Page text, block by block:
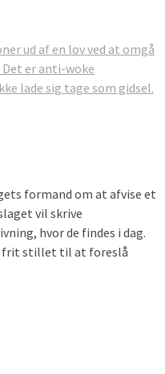
formand om at afvise et
vil skrive
hvor de findes i dag.
frit stillet til at foreslå